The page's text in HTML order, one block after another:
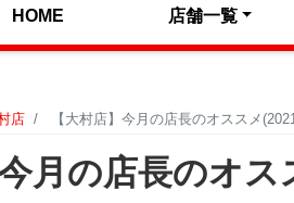
HOME 店舗一覧
店 【大村店】今月の店長のオススメ
今月の店長のオ